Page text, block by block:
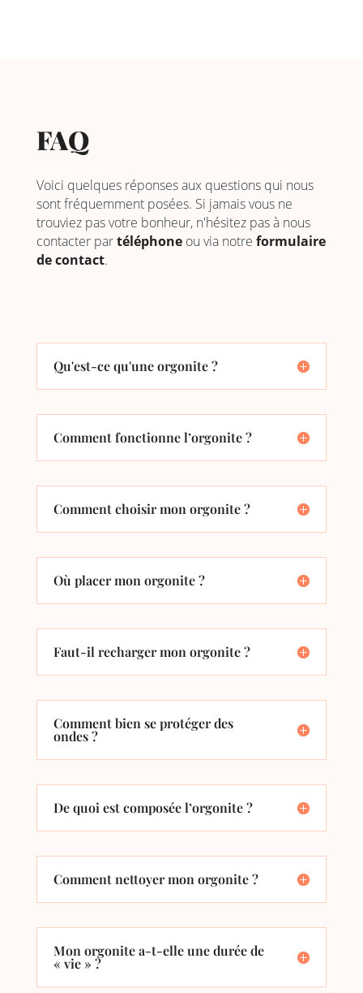
FAQ
Voici quelques réponses aux questions qui nous
sont fréquemment posées. Si jamais vous ne
trouviez pas votre bonheur, n'hésitez pas à nous
contacter partéléphoneou via notre formulaire
de contact.
Qu'est-ce qu'une orgonite ?
Comment fonctionne l’orgonite ?
Comment choisir mon orgonite ?
Où placer mon orgonite ?
Faut-il recharger mon orgonite ?
Comment bien se protéger des
ondes ?
De quoi est composée l’orgonite ?
Comment nettoyer mon orgonite ?
Mon orgonite a-t-elle une durée de
« vie » ?